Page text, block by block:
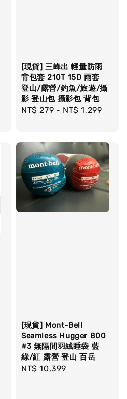
[現貨] 三峰出 輕量防雨
背包套 210T 15D 雨套
登山/露營/釣魚/旅遊/攝
影 登山包 攝影包 背包
Regular
NT$ 279 - NT$ 1,299
[現貨] Mont-Bell
Seamless Hugger 800
#3 無隔間羽絨睡袋 藍
綠/紅 露營 登山 百岳
Regular
NT$ 10,399